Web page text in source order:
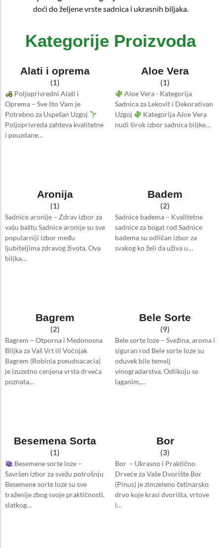
doći do željene vrste sadnica i ukrasnih biljaka.
Kategorije Proizvoda
Alati i oprema
(1)
Poljoprivredni Alati i
Oprema – Sve što Vam je
Potrebno za Uspešan Uzgoj
Poljoprivreda zahteva kvalitetne
i pouzdane…
Aloe Vera
(1)
Aloe Vera - Kategorija
Sadnica za Lekovit i Dekorativan
Uzgoj
Kategorija Aloe Vera
nudi širok izbor sadnica biljke…
Aronija
(1)
Sadnice aronije – Zdrav izbor za
vašu baštu Sadnice aronije su sve
popularniji izbor među
ljubiteljima zdravog života. Ova
biljka…
Badem
(2)
Sadnice badema – Kvalitetne
sadnice za bogat rod Sadnice
badema su odličan izbor za
svakog ko želi da uživa u…
Bagrem
(2)
Bagrem – Otporna i Medonosna
Biljka za Vaš Vrt ili Voćnjak
Bagrem (Robinia pseudoacacia)
je izuzetno cenjena vrsta drveća
poznata…
Bele Sorte
(9)
Bele sorte loze – Svežina, aroma i
siguran rod Bele sorte loze su
oduvek bile temelj
vinogradarstva. Odlikuju se
laganim,…
Besemena Sorta
(1)
Besemene sorte loze –
Savršen izbor za svežu potrošnju
Besemene sorte loze su sve
traženije zbog svoje praktičnosti,
slatkog…
Bor
(3)
Bor – Ukrasno i Praktično
Drveće za Vaše Dvorište Bor
(Pinus) je zimzeleno četinarsko
drvo koje krasi dvorišta, vrtove
i…